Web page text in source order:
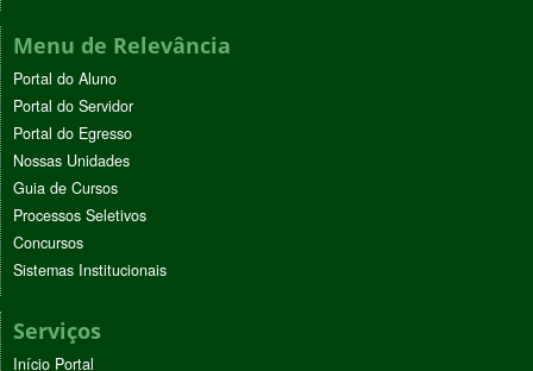
Menu de Relevância
Portal do Aluno
Portal do Servidor
Portal do Egresso
Nossas Unidades
Guia de Cursos
Processos Seletivos
Concursos
Sistemas Institucionais
Serviços
Início Portal